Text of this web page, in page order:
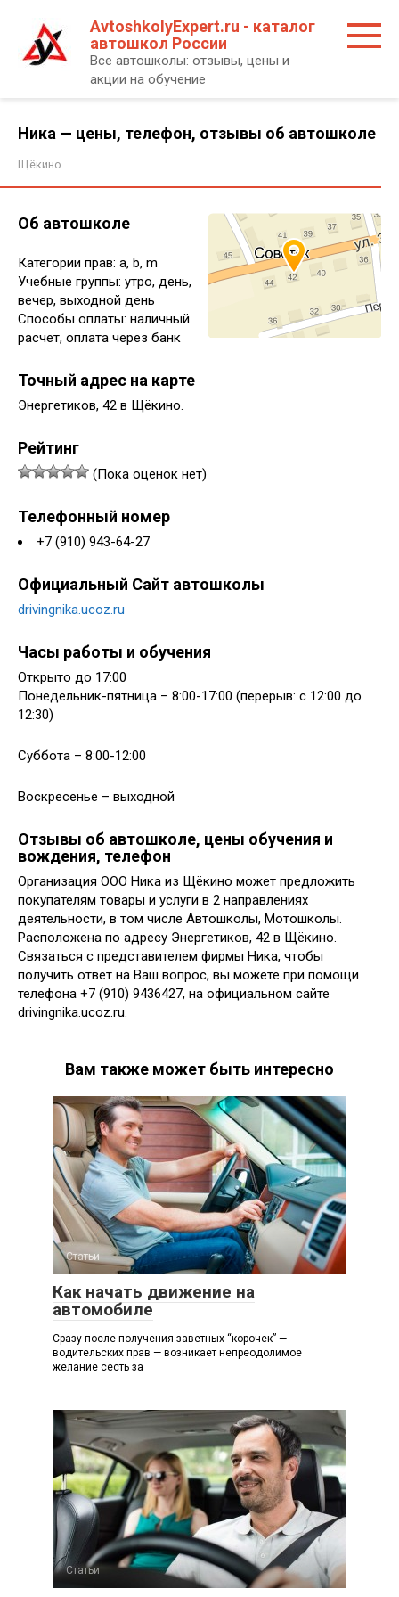
контенту
AvtoshkolyExpert.ru - каталог
автошкол России
Все автошколы: отзывы, цены и
акции на обучение
Ника — цены, телефон, отзывы об автошколе
Щёкино
Об автошколе
Категории прав: a, b, m
Учебные группы: утро, день,
вечер, выходной день
Способы оплаты: наличный
расчет, оплата через банк
Точный адрес на карте
Энергетиков, 42 в Щёкино.
Рейтинг
(Пока оценок нет)
Телефонный номер
+7 (910) 943-64-27
Официальный Сайт автошколы
drivingnika.ucoz.ru
Часы работы и обучения
Открыто до 17:00
Понедельник-пятница – 8:00-17:00 (перерыв: с 12:00 до
12:30)
Суббота – 8:00-12:00
Воскресенье – выходной
Отзывы об автошколе, цены обучения и
вождения, телефон
Организация ООО Ника из Щёкино может предложить
покупателям товары и услуги в 2 направлениях
деятельности, в том числе Автошколы, Мотошколы.
Расположена по адресу Энергетиков, 42 в Щёкино.
Связаться с представителем фирмы Ника, чтобы
получить ответ на Ваш вопрос, вы можете при помощи
телефона +7 (910) 9436427, на официальном сайте
drivingnika.ucoz.ru.
Вам также может быть интересно
Статьи
Как начать движение на
автомобиле
Сразу после получения заветных “корочек” —
водительских прав — возникает непреодолимое
желание сесть за
Статьи